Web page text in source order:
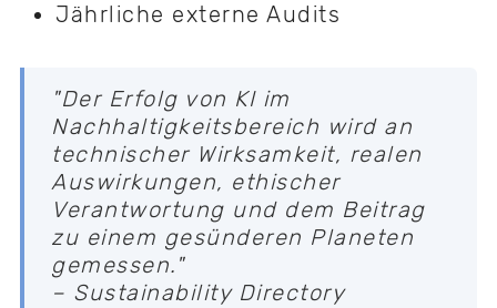
Jährliche externe Audits
"Der Erfolg von KI im
Nachhaltigkeitsbereich wird an
technischer Wirksamkeit, realen
Auswirkungen, ethischer
Verantwortung und dem Beitrag
zu einem gesünderen Planeten
gemessen."
– Sustainability Directory